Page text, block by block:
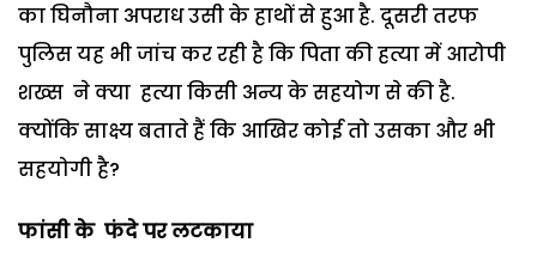
का घिनौना अपराध उसी के हाथों से हुआ है. दूसरी तरफ
पुलिस यह भी जांच कर रही है कि पिता की हत्या में आरोपी
शख्स ने क्या हत्या किसी अन्य के सहयोग से की है.
क्योंकि साक्ष्य बताते हैं कि आखिर कोई तो उसका और भी
सहयोगी है?
फांसी के फंदे पर लटकाया